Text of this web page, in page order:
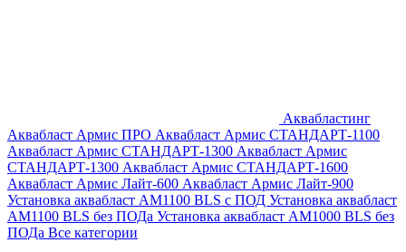
Аквабластинг
Аквабласт Армис ПРО Аквабласт Армис СТАНДАРТ-1100
Аквабласт Армис СТАНДАРТ-1300 Аквабласт Армис
СТАНДАРТ-1300 Аквабласт Армис СТАНДАРТ-1600
Аквабласт Армис Лайт-600 Аквабласт Армис Лайт-900
Установка аквабласт AM1100 BLS с ПОД Установка аквабласт
AM1100 BLS без ПОДа Установка аквабласт AM1000 BLS без
ПОДа Все категории